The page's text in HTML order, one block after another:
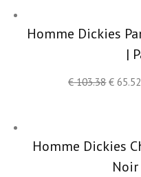
Homme Dickies
|
€103.38 € 65.52
Homme Dickies
Noir